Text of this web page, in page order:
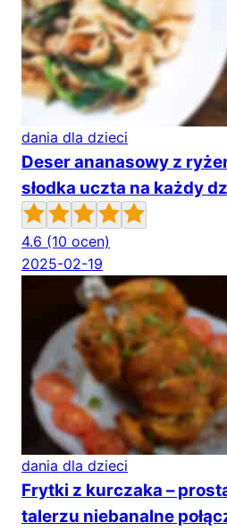
dania dla dzieci
Deser ananasowy z
słodka uczta na każdy
4.6 (10 ocen)
2025-02-19
dania dla dzieci
Frytki z kurczaka –
talerzu niebanalne